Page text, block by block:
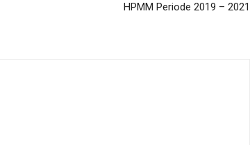
HPMM Periode 2019 – 2021